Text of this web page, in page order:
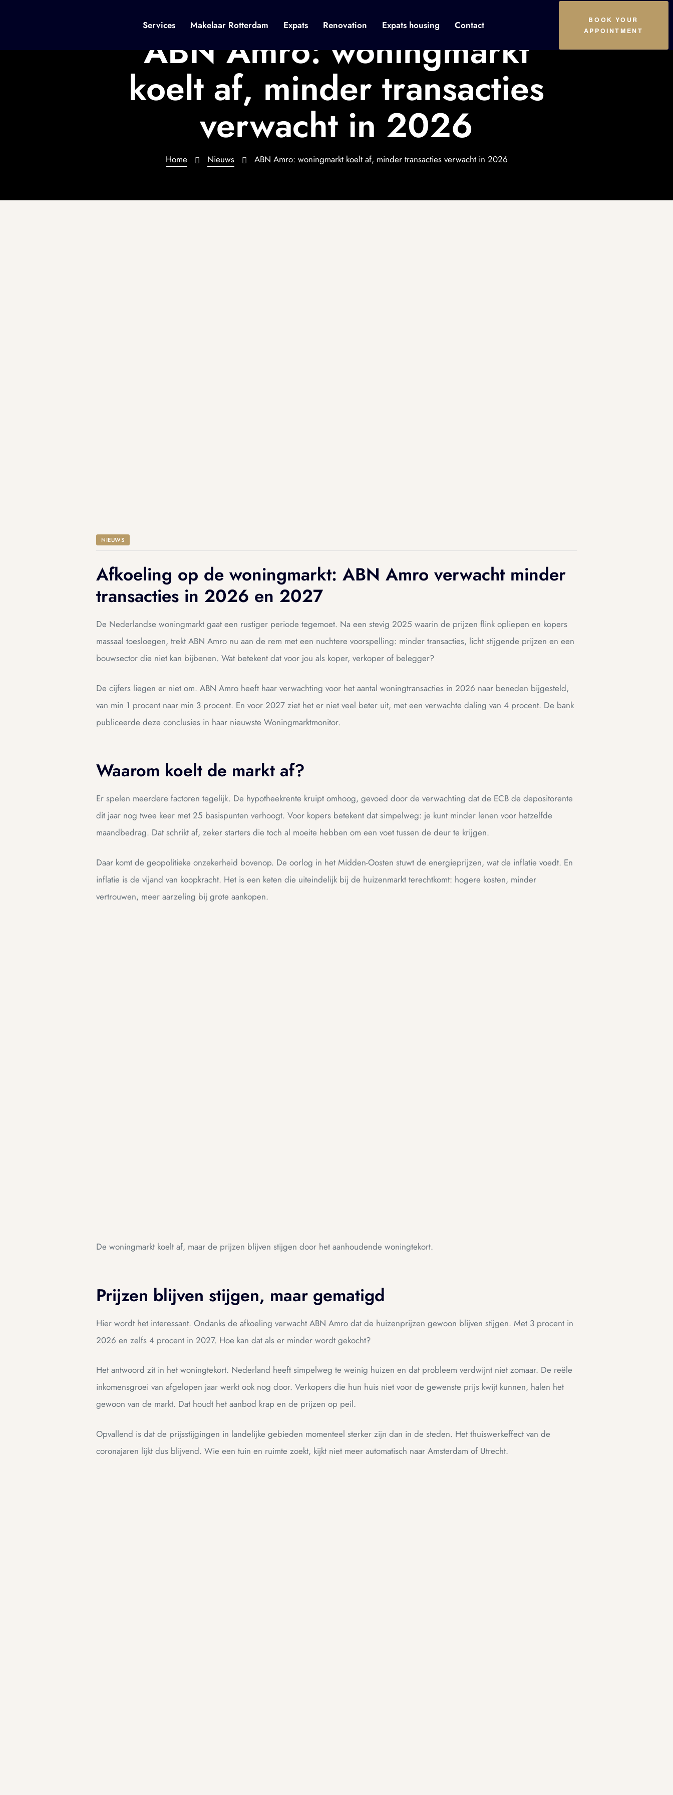
Services Makelaar Rotterdam Expats Renovation Expats housing Contact
BOOK YOUR
APPOINTMENT
ABN Amro: woningmarkt
koelt af, minder transacties
verwacht in 2026
Home Nieuws ABN Amro: woningmarkt koelt af, minder transacties verwacht in 2026
NIEUWS
Afkoeling op de woningmarkt: ABN Amro verwacht minder
transacties in 2026 en 2027
De Nederlandse woningmarkt gaat een rustiger periode tegemoet. Na een stevig 2025 waarin de prijzen flink opliepen en kopers
massaal toesloegen, trekt ABN Amro nu aan de rem met een nuchtere voorspelling: minder transacties, licht stijgende prijzen en een
bouwsector die niet kan bijbenen. Wat betekent dat voor jou als koper, verkoper of belegger?
De cijfers liegen er niet om. ABN Amro heeft haar verwachting voor het aantal woningtransacties in 2026 naar beneden bijgesteld,
van min 1 procent naar min 3 procent. En voor 2027 ziet het er niet veel beter uit, met een verwachte daling van 4 procent. De bank
publiceerde deze conclusies in haar nieuwste Woningmarktmonitor.
Waarom koelt de markt af?
Er spelen meerdere factoren tegelijk. De hypotheekrente kruipt omhoog, gevoed door de verwachting dat de ECB de depositorente
dit jaar nog twee keer met 25 basispunten verhoogt. Voor kopers betekent dat simpelweg: je kunt minder lenen voor hetzelfde
maandbedrag. Dat schrikt af, zeker starters die toch al moeite hebben om een voet tussen de deur te krijgen.
Daar komt de geopolitieke onzekerheid bovenop. De oorlog in het Midden-Oosten stuwt de energieprijzen, wat de inflatie voedt. En
inflatie is de vijand van koopkracht. Het is een keten die uiteindelijk bij de huizenmarkt terechtkomt: hogere kosten, minder
vertrouwen, meer aarzeling bij grote aankopen.
De woningmarkt koelt af, maar de prijzen blijven stijgen door het aanhoudende woningtekort.
Prijzen blijven stijgen, maar gematigd
Hier wordt het interessant. Ondanks de afkoeling verwacht ABN Amro dat de huizenprijzen gewoon blijven stijgen. Met 3 procent in
2026 en zelfs 4 procent in 2027. Hoe kan dat als er minder wordt gekocht?
Het antwoord zit in het woningtekort. Nederland heeft simpelweg te weinig huizen en dat probleem verdwijnt niet zomaar. De reële
inkomensgroei van afgelopen jaar werkt ook nog door. Verkopers die hun huis niet voor de gewenste prijs kwijt kunnen, halen het
gewoon van de markt. Dat houdt het aanbod krap en de prijzen op peil.
Opvallend is dat de prijsstijgingen in landelijke gebieden momenteel sterker zijn dan in de steden. Het thuiswerkeffect van de
coronajaren lijkt dus blijvend. Wie een tuin en ruimte zoekt, kijkt niet meer automatisch naar Amsterdam of Utrecht.